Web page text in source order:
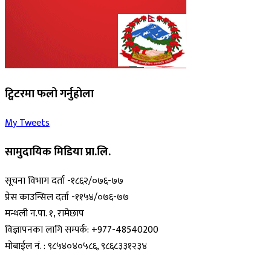
ट्विटरमा फलो गर्नुहोला
My Tweets
सामुदायिक मिडिया प्रा.लि.
सूचना विभाग दर्ता -१८६२/०७६-७७
प्रेस काउन्सिल दर्ता -११५४/०७६-७७
मन्थली न.पा. १, रामेछाप
विज्ञापनका लागि सम्पर्क: +977-48540200
मोबाईल नं. : ९८५४०४०५८६, ९८६८३३१२३४